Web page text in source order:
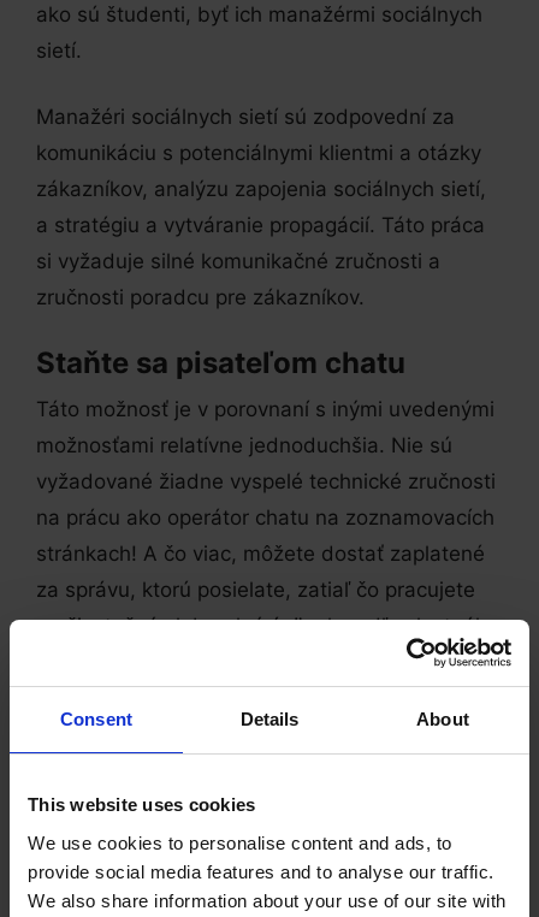
Consent Details About
This website uses cookies
We use cookies to personalise content and ads, to
provide social media features and to analyse our traffic.
We also share information about your use of our site with
ako sú študenti, byť ich manažérmi sociálnych
sietí.
Manažéri sociálnych sietí sú zodpovední za
komunikáciu s potenciálnymi klientmi a otázky
zákazníkov, analýzu zapojenia sociálnych sietí,
a stratégiu a vytváranie propagácií. Táto práca
si vyžaduje silné komunikačné zručnosti a
zručnosti poradcu pre zákazníkov.
Staňte sa pisateľom chatu
Táto možnosť je v porovnaní s inými uvedenými
možnosťami relatívne jednoduchšia. Nie sú
vyžadované žiadne vyspelé technické zručnosti
na prácu ako operátor chatu na zoznamovacích
stránkach! A čo viac, môžete dostať zaplatené
za správu, ktorú posielate, zatiaľ čo pracujete
na čiastočný alebo plný úväzok podľa vlastného
Výhody práce z domu
Študenti zvyčajne uprednostňujú prácu z domu
na čiastočný alebo plný úväzok namiesto toho,
aby šli do kancelárie, a dôvody prečo to tak